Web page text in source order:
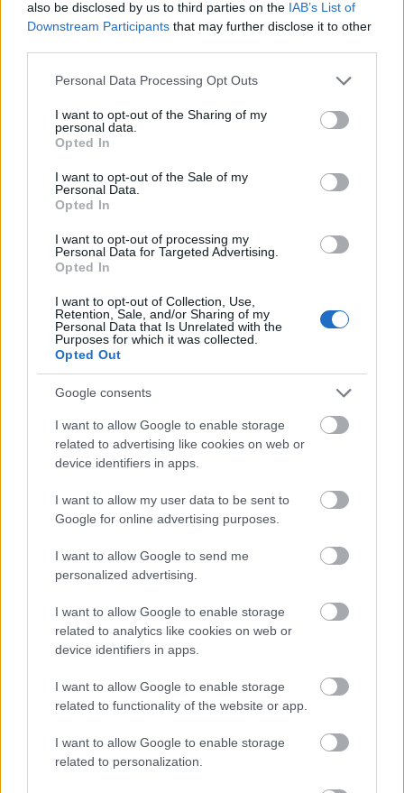
also be disclosed by us to third parties on the IAB’s List of
Downstream Participants that may further disclose it to other
Please note that this website/app uses one or more Google
not limited to your visit or usage behaviour. You may click to
grant or deny consent to Google and its third-party tags to
use your data for below specified purposes in below Google
consent section.
Personal Data Processing Opt Outs
I want to opt-out of the Sharing of my
personal data.
Opted In
I want to opt-out of the Sale of my
Personal Data.
Opted In
I want to opt-out of processing my
Personal Data for Targeted Advertising.
Opted In
I want to opt-out of Collection, Use,
Retention, Sale, and/or Sharing of my
Personal Data that Is Unrelated with the
Purposes for which it was collected.
Opted Out
Google consents
I want to allow Google to enable storage
related to advertising like cookies on web or
device identifiers in apps.
I want to allow my user data to be sent to
Google for online advertising purposes.
I want to allow Google to send me
personalized advertising.
I want to allow Google to enable storage
related to analytics like cookies on web or
device identifiers in apps.
I want to allow Google to enable storage
related to functionality of the website or app.
I want to allow Google to enable storage
related to personalization.
propriu, vor să strălucească, vor să fie în lumina
reflectoarelor. În fond, așa sunt Leii, nu vor să
rănească pe nimeni prin deciziile pe care le iau, dar
se despart de unii oameni care consideră că le
eclipsează succesul.
Vezi și
Sarea și piperul zodiacului: 3 zodii care
înfrumusețează orice viață
5 zodii care atrag durere și suferință în
viața lor
3 zodii care trădează fără rușine
Scorpion
De regulă nu te pui cu un Scorpion, mai ales atunci
când îl superi, pentru că acesta te va scoate din
viața lui fără niciun pic de ezitare. Scorpionul nu are
regrete, păstrează resentimentele, este mânat de
dorința de a se răzbuna și atunci când scoate din
viața lui complet pe cineva, cu siguranță acel cineva
i-a pricinuit un mare rău.
Vărsător